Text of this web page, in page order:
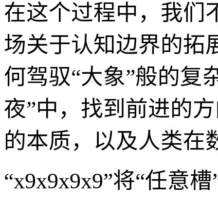
在这个过程中，我们
场关于认知边界的拓
何驾驭“大象”般的复
夜”中，找到前进的
的本质，以及人类在
“x9x9x9x9”将“任意